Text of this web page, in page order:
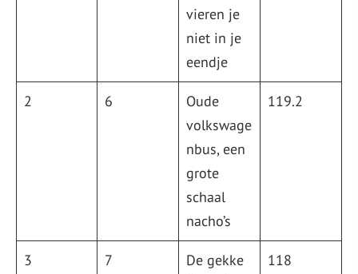
vieren je
niet in je
eendje
2 6
Oude
volkswage
nbus, een
grote
schaal
nacho’s
119.2
3 7
De gekke
118